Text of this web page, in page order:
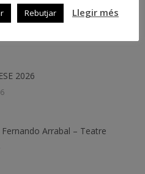
School 2026
2026
Fernando Arrabal – Teatre
Rebutjar Llegir més